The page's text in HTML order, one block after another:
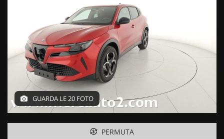
NOLEGGIO BREVE TERMINE
CONTATTI
GUARDA LE 20 FOTO
PERMUTA